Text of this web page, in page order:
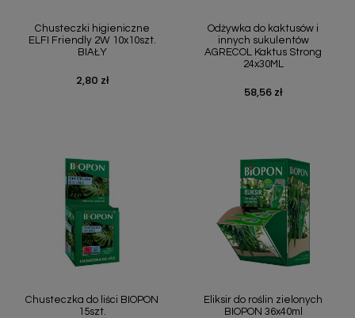
Chusteczki higieniczne
ELFI Friendly 2W 10x10szt.
BIAŁY
Cena
2,80 zł
Odżywka do kaktusów i
innych sukulentów
AGRECOL Kaktus Strong
24x30ML
Cena
58,56 zł
Chusteczka do liści BIOPON
15szt.
Eliksir do roślin zielonych
BIOPON 36x40ml